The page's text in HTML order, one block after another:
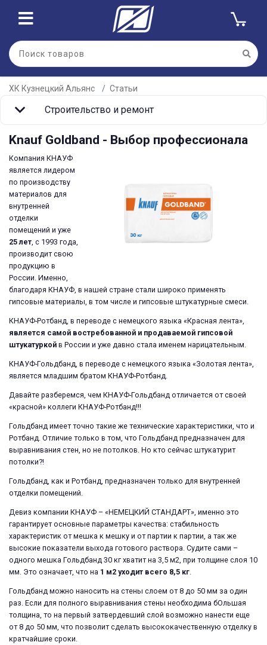
ХК Кузнецкий Альянс Статьи
Строительство и ремонт
Knauf Goldband - Выбор профессионала
Компания КНАУФ
является лидером
по производству
материалов для
внутренней
отделки
помещений и уже
25 лет, с 1993 года,
производит свою
продукцию в
России. Именно,
благодаря КНАУФ, в нашей стране стали широко применять
гипсовые материалы, в том числе и гипсовые штукатурные смеси.
КНАУФ-Ротбанд, в переводе с немецкого языка «Красная лента»,
является самой востребованной и продаваемой гипсовой
штукатуркой в России и уже давно стала именем нарицательным.
КНАУФ-Гольдбанд, в переводе с немецкого языка «Золотая лента»,
является младшим братом КНАУФ-Ротбанд.
Давайте разберемся, чем КНАУФ-Гольдбанд отличается от своей
«красной» коллеги КНАУФ-Ротбанд!!!
Гольдбанд имеет точно такие же технические характеристики, что и
Ротбанд. Отличие только в том, что Гольдбанд предназначен для
выравнивания стен, но не потолков. Но кто сейчас штукатурит
потолки?!
Гольдбанд, как и Ротбанд, предназначен только для внутренней
отделки помещений.
Девиз компании КНАУФ – «НЕМЕЦКИЙ СТАНДАРТ», именно это
гарантирует основные параметры качества: стабильность
характеристик от мешка к мешку и от партии к партии, а так же
высокие показатели выхода готового раствора. Судите сами –
одного мешка Гольдбанд 30 кг хватит на 3,5 м2, при толщине слоя 10
мм. Это означает, что на 1 м2 уходит всего 8,5 кг.
Гольдбанд можно наносить на стены слоем от 8 до 50 мм за один
раз. Если для полного выравнивания стены необходима бОльшая
толщина, то на первый затвердевший слой возможно нанести еще
от 8 до 50 мм, что позволит сделать высококачественную отделку в
кратчайшие сроки.